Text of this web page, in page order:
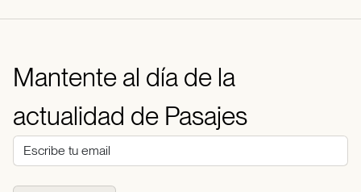
Mantente al día de la
actualidad de Pasajes